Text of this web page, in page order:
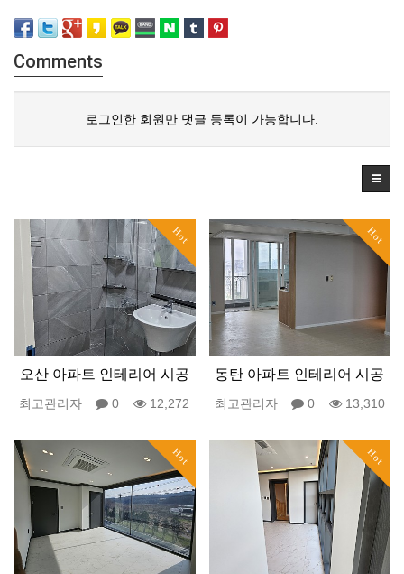
Comments
로그인한 회원만 댓글 등록이 가능합니다.
Hot
오산 아파트 인테리어 시공
최고관리자 0 12,272
Hot
동탄 아파트 인테리어 시공
최고관리자 0 13,310
Hot Hot